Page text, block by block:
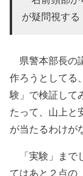
が疑問視する
県警本部長の
作ろうとしてる
験」で検証して
たって、山上と
が当たるわけが
「実験」まで
てはあと２点の